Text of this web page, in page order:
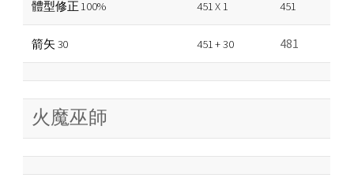
體型修正 100% 451 X 1 451
箭矢 30 451 + 30 481
火魔巫師